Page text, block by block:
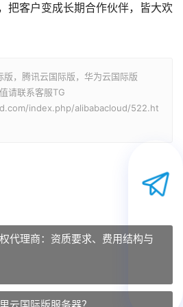
把客户变成长期合作伙伴，皆大欢
版，腾讯云国际版，华为云国际版
请联系客服TG
index.php/alibabacloud/522.ht
代理商：资质要求、费用结构与
云国际版服务器？